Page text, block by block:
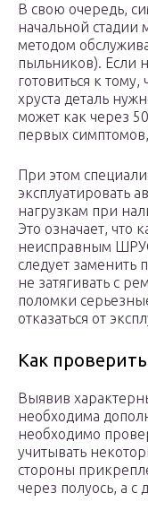
В свою очередь,
начальной стадии
методом
пыльников). Если
готовиться к
хруста деталь
может как через
первых
При этом
эксплуатировать
нагрузкам при
Это означает, что
неисправным
следует заменить
не затягивать с
поломки
отказаться от
Как
Выявив
необходима
необходимо
учитывать
стороны
через полуось, а с